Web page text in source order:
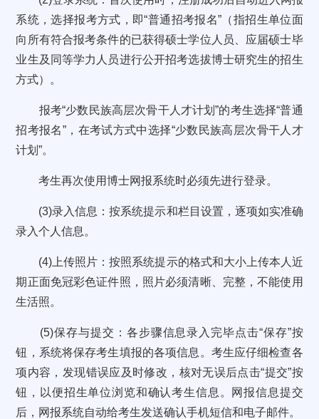
系统，选择报考方式，即“普通招考报名”（指招生单位面
向所有符合报考条件的已获得硕士学位人员、应届硕士毕
业生及同等学力人员进行公开招考选拔博士研究生的招生
方式）。
报考“少数民族高层次骨干人才计划”的考生选择“普通
招考报名”，在考试方式中选择“少数民族高层次骨干人才
计划”。
考生再次使用博士网报系统时必须先进行登录。
(3)录入信息：按系统提示和栏目设置，逐项如实准确
录入个人信息。
(4)上传照片：按照系统提示的格式和大小上传本人近
期正面免冠彩色证件照，照片必须清晰、完整，不能使用
生活照。
(5)保存与提交：各步骤信息录入完毕点击“保存”按
钮，系统将保存考生填报的各项信息。考生应仔细检查各
项内容，发现错误应及时修改，核对无误后点击“提交”按
钮，以便招生单位浏览和确认考生信息。网报信息提交
后，网报系统自动给考生发送确认手机短信和电子邮件。